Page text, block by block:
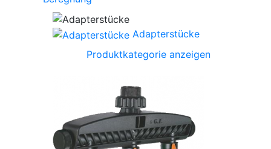
Adapterstücke
Produktkategorie anzeigen